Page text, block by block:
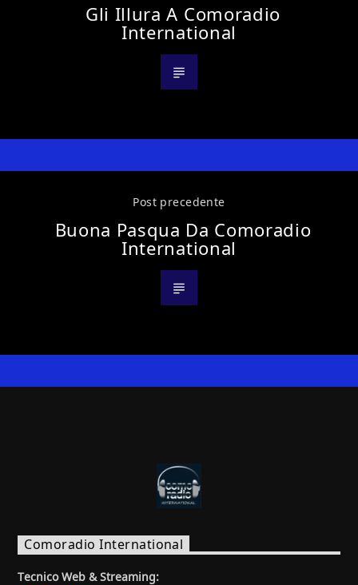
Gli Illura A Comoradio
International
Post precedente
Buona Pasqua Da Comoradio
International
Comoradio International
Tecnico Web & Streaming: